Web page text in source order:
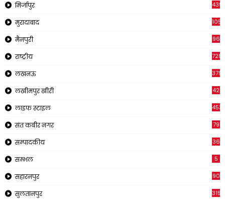
मिर्जापुर 439
मुरादाबाद 1054
मैनपुरी 96
राष्ट्रीय 7285
लखनऊ 3793
लखीमपुर खीरी 42
लाइफ स्टाइल 453
संत कबीर नगर 79
सम्पादकीय 36
सम्भल 5
सहारनपुर 90
सुलतानपुर 315